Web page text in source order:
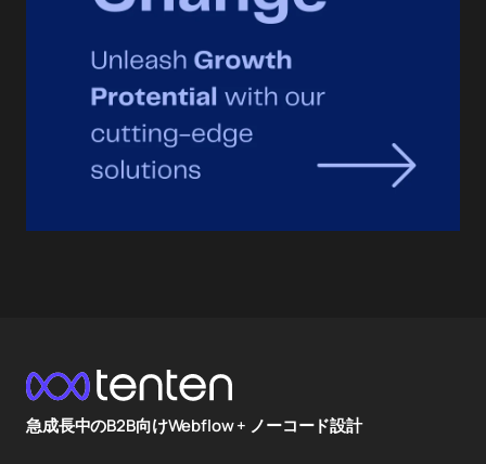
急成長中のB2B向けWebflow + ノーコード設計